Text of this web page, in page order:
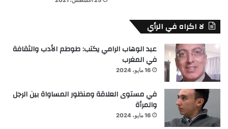
لا اكراه في الرأي
عبد الوهاب الرامي يكتب: طوطم الأدب والثقافة
في المغرب
16 مايو، 2024
في مستوى العلاقة ومنظور المساواة بين الرجل
والمرأة
16 مايو، 2024